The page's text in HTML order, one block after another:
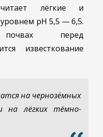
лёгкие и
pH 5,5 — 6,5.
перед
известкование
на чернозёмных
на лёгких тёмно-